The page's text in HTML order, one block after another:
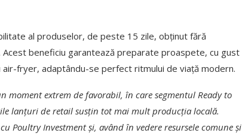
al produselor, de peste 15 zile, obținut fără
beneficiu garantează preparate proaspete, cu gust
fryer, adaptându-se perfect ritmului de viață modern.
moment extrem de favorabil, în care segmentul Ready to
lanțuri de retail susțin tot mai mult producția locală.
Poultry Investment și, având în vedere resursele comune și